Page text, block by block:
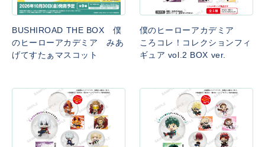
BUSHIROAD THE BOX 僕
のヒーローアカデミア みあ
げてすたぁマスコット
僕のヒーローアカデミア
ころコレ！コレクションフィ
ギュア vol.2 BOX ver.